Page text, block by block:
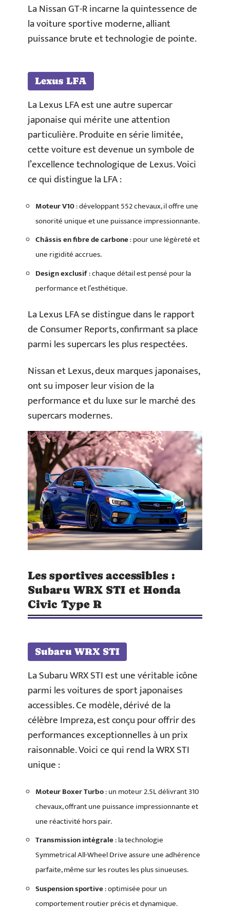
La Nissan GT-R incarne la quintessence de
la voiture sportive moderne, alliant
puissance brute et technologie de pointe.
Lexus LFA
La Lexus LFA est une autre supercar
japonaise qui mérite une attention
particulière. Produite en série limitée,
cette voiture est devenue un symbole de
l’excellence technologique de Lexus. Voici
ce qui distingue la LFA :
Moteur V10: développant 552 chevaux, il offre une
sonorité unique et une puissance impressionnante.
Châssis en fibre de carbone: pour une légèreté et
une rigidité accrues.
Design exclusif: chaque détail est pensé pour la
performance et l’esthétique.
La Lexus LFA se distingue dans le rapport
de Consumer Reports, confirmant sa place
parmi les supercars les plus respectées.
Nissan et Lexus, deux marques japonaises,
ont su imposer leur vision de la
performance et du luxe sur le marché des
supercars modernes.
Les sportives accessibles :
Subaru WRX STI et Honda
Civic Type R
Subaru WRX STI
La Subaru WRX STI est une véritable icône
parmi les voitures de sport japonaises
accessibles. Ce modèle, dérivé de la
célèbre Impreza, est conçu pour offrir des
performances exceptionnelles à un prix
raisonnable. Voici ce qui rend la WRX STI
unique :
Moteur Boxer Turbo: un moteur 2.5L délivrant 310
chevaux, offrant une puissance impressionnante et
une réactivité hors pair.
Transmission intégrale: la technologie
Symmetrical All-Wheel Drive assure une adhérence
parfaite, même sur les routes les plus sinueuses.
Suspension sportive: optimisée pour un
comportement routier précis et dynamique.